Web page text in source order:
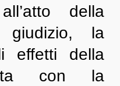
della
giudizio, la
effetti della
con la